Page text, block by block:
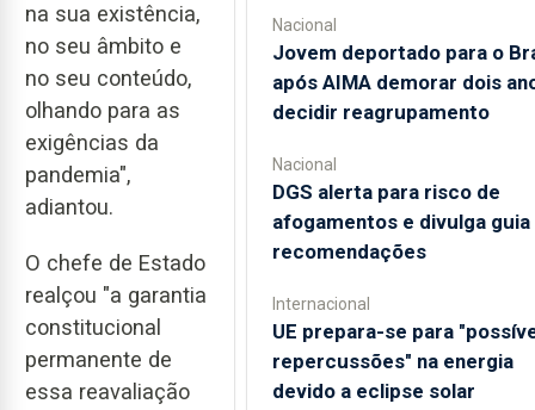
na sua existência,
no seu âmbito e
no seu conteúdo,
olhando para as
exigências da
pandemia",
adiantou.
O chefe de Estado
realçou "a garantia
constitucional
permanente de
essa reavaliação
Nacional
Jovem deportado para o
após AIMA demorar dois
decidir reagrupamento
Nacional
DGS alerta para risco de
afogamentos e divulga
recomendações
Internacional
UE prepara-se para
repercussões" na energia
devido a eclipse solar